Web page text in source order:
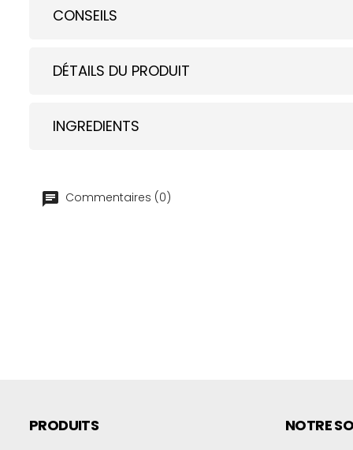
CONSEILS
DÉTAILS DU PRODUIT
INGREDIENTS
Commentaires (0)
PRODUITS NOTRE